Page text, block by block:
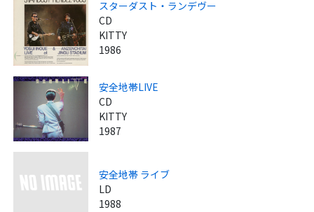
スターダスト・ランデヴー
CD
KITTY
1986
安全地帯LIVE
CD
KITTY
1987
安全地帯 ライブ
LD
1988